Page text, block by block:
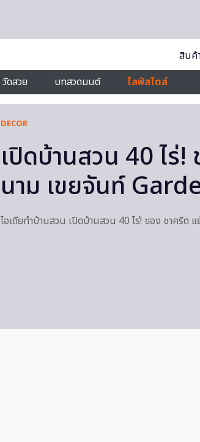
สินค้
วัดสวย บทสวดมนต์ ไลฟ์สไตล์
DECOR
เปิดบ้านสวน 40 ไร่
นาม เขยจันท์
ไอเดียทำบ้านสวน เปิดบ้านสวน 40 ไร่! ของ ชาคริ